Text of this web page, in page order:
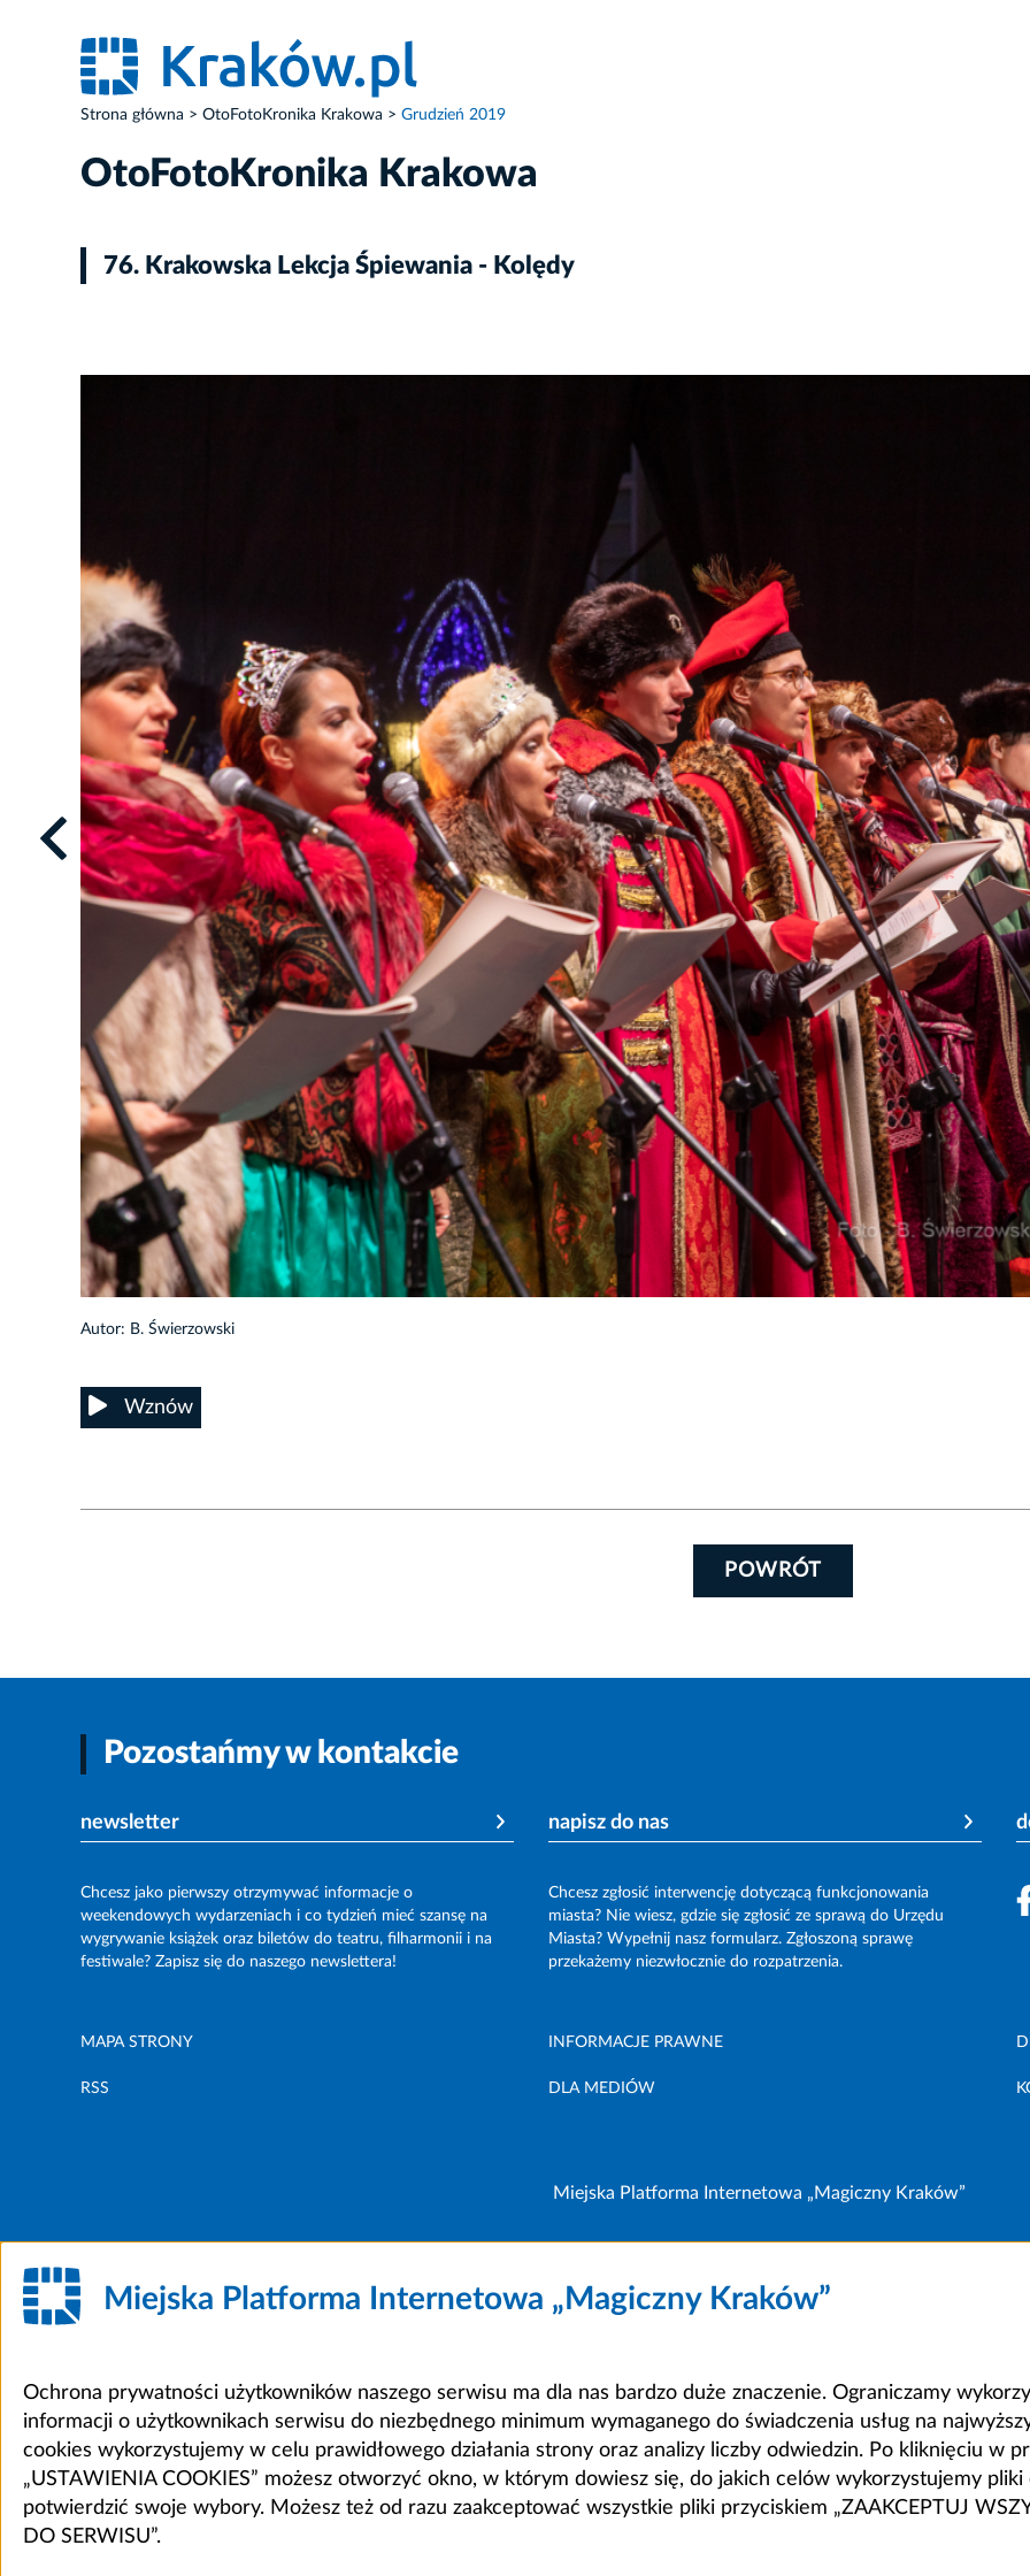
Strona główna OtoFotoKronika Krakowa Grudzień 2019
OtoFotoKronika Krakowa
76. Krakowska Lekcja Śpiewania - Kolędy
Autor: B. Świerzowski
Wznów
POWRÓT
Pozostańmy w kontakcie
newsletter
Chcesz jako pierwszy otrzymywać informacje o
weekendowych wydarzeniach i co tydzień mieć szansę na
wygrywanie książek oraz biletów do teatru, filharmonii i na
festiwale? Zapisz się do naszego newslettera!
napisz do nas
Chcesz zgłosić interwencję dotyczącą funkcjonowania
miasta? Nie wiesz, gdzie się zgłosić ze sprawą do Urzędu
Miasta? Wypełnij nasz formularz. Zgłoszoną sprawę
przekażemy niezwłocznie do rozpatrzenia.
MAPA STRONY INFORMACJE PRAWNE
RSS DLA MEDIÓW
Miejska Platforma Internetowa „Magiczny Kraków”
Miejska Platforma Internetowa „Magiczny Kraków”
Ochrona prywatności użytkowników naszego serwisu ma dla nas bardzo duże znaczenie. Ograniczamy
informacji o użytkownikach serwisu do niezbędnego minimum wymaganego do świadczenia usług na
cookies wykorzystujemy w celu prawidłowego działania strony oraz analizy liczby odwiedzin. Po kliknięciu w
„USTAWIENIA COOKIES” możesz otworzyć okno, w którym dowiesz się, do jakich celów wykorzystujemy pliki
potwierdzić swoje wybory. Możesz też od razu zaakceptować wszystkie pliki przyciskiem „ZAAKCEPTUJ
DO SERWISU”.